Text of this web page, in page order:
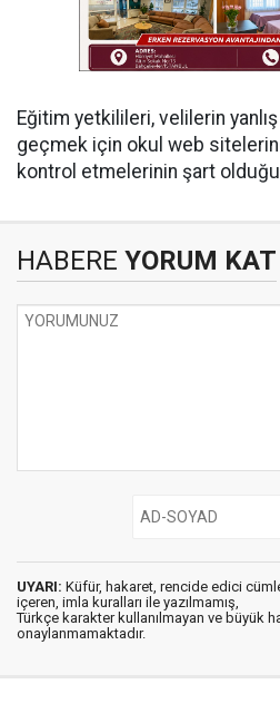
Eğitim yetkilileri, velilerin yanlış
geçmek için okul web
kontrol etmelerinin şart
HABERE YORUM KAT
UYARI: Küfür, hakaret, rencide edici
içeren, imla kuralları ile yazılmamış,
Türkçe karakter kullanılmayan ve büyük
onaylanmamaktadır.